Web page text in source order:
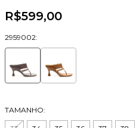
R$599,00
2959002:
TAMANHO: